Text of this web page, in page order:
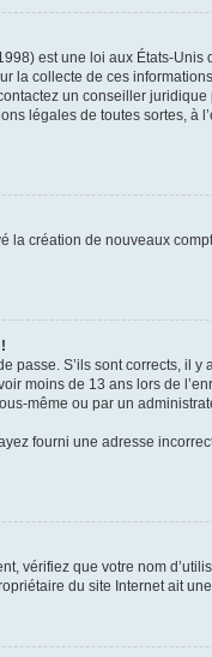
est une loi aux États-Unis
la collecte de ces
un conseiller
légales de toutes sortes,
la création de nouveaux
passe. S’ils sont corrects, il y
moins de 13 ans lors de
même ou par un
fourni une adresse
vérifiez que votre nom
du site Internet ait